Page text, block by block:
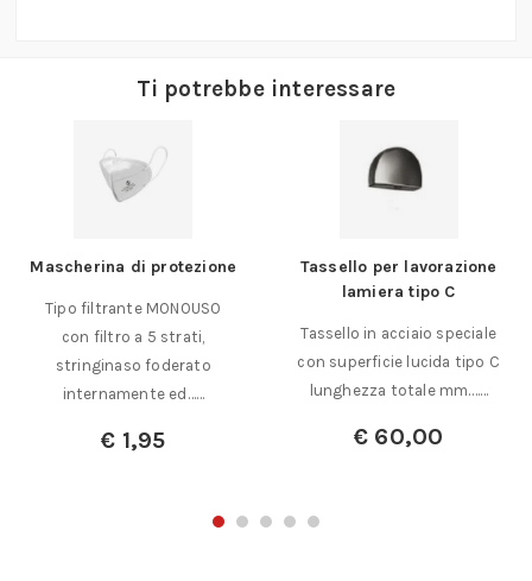
Ti potrebbe interessare
Mascherina di protezione
Tipo filtrante MONOUSO
con filtro a 5 strati,
stringinaso foderato
internamente ed……
€ 1,95
Tassello per lavorazione
lamiera tipo C
Tassello in acciaio speciale
con superficie lucida tipo C
lunghezza totale mm.……
€ 60,00